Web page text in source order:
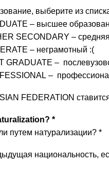
выберите из
– высшее
SECONDARY –
– неграмотный :(
GRADUATE –
–
FEDERATION
*
путем натурализации? *
национальность,